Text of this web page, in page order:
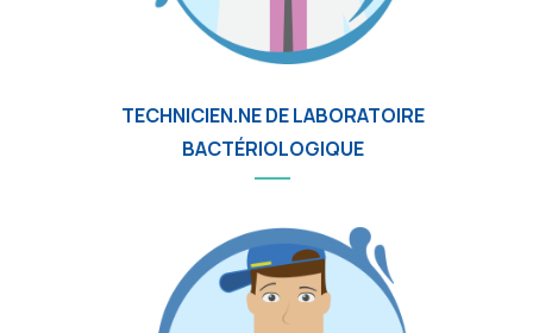
TECHNICIEN.NE DE LABORATOIRE
BACTÉRIOLOGIQUE